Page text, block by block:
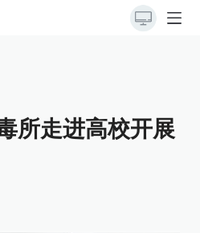
所走进高校开展